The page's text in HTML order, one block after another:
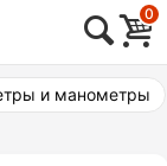
0
и манометры